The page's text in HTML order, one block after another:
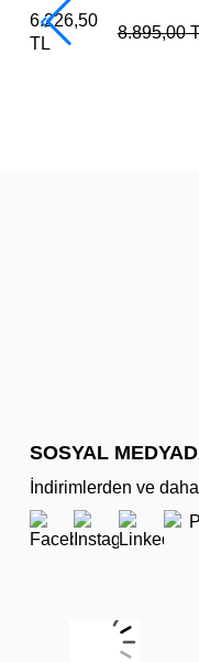
6.226,50
TL
8.895,00
SOSYAL
İndirimlerden ve